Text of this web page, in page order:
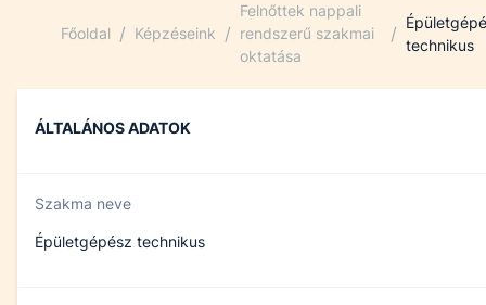
Főoldal / Képzéseink /
Felnőttek nappali
rendszerű szakmai
oktatása
/
technikus
ÁLTALÁNOS ADATOK
Szakma neve
Épületgépész technikus